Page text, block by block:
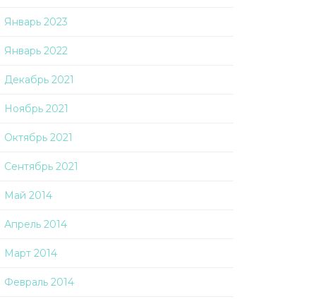
Январь 2023
Январь 2022
Декабрь 2021
Ноябрь 2021
Октябрь 2021
Сентябрь 2021
Май 2014
Апрель 2014
Март 2014
Февраль 2014